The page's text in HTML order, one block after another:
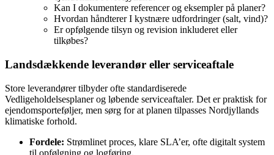
Kan I dokumentere referencer og eksempler på planer?
Hvordan håndterer I kystnære udfordringer (salt, vind)?
Er opfølgende tilsyn og revision inkluderet eller
tilkøbes?
Landsdækkende leverandør eller serviceaftale
Store leverandører tilbyder ofte standardiserede
Vedligeholdelsesplaner og løbende serviceaftaler. Det er praktisk for
ejendomsporteføljer, men sørg for at planen tilpasses Nordjyllands
klimatiske forhold.
Fordele: Strømlinet proces, klare SLA’er, ofte digitalt system
til opfølgning og logføring.